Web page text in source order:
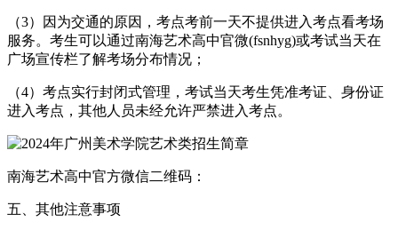
（3）因为交通的原因，考点考前一天不提供进入考点看考场
服务。考生可以通过南海艺术高中官微(fsnhyg)或考试当天在
广场宣传栏了解考场分布情况；
（4）考点实行封闭式管理，考试当天考生凭准考证、身份证
进入考点，其他人员未经允许严禁进入考点。
南海艺术高中官方微信二维码：
五、其他注意事项